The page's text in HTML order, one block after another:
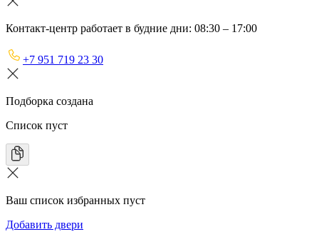
Контакт-центр работает в будние дни: 08:30 – 17:00
+7 951 719 23 30
Подборка создана
Список пуст
Ваш список избранных пуст
Добавить двери